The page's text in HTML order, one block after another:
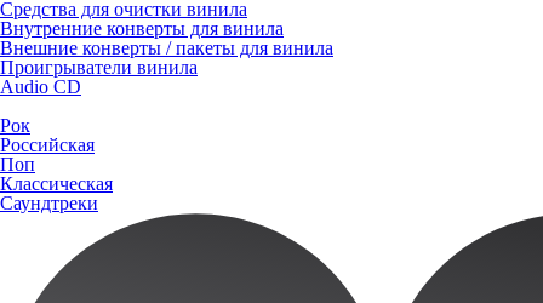
Средства для очистки винила
Внутренние конверты для винила
Внешние конверты / пакеты для винила
Проигрыватели винила
Audio CD
Рок
Российская
Поп
Классическая
Саундтреки